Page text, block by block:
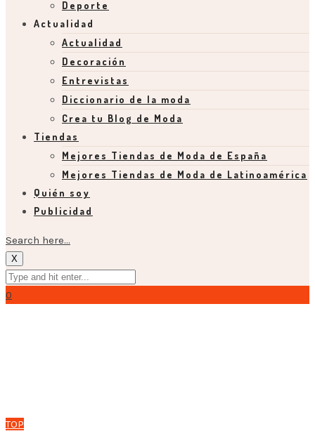
Deporte
Actualidad
Actualidad
Decoración
Entrevistas
Diccionario de la moda
Crea tu Blog de Moda
Tiendas
Mejores Tiendas de Moda de España
Mejores Tiendas de Moda de Latinoamérica
Quién soy
Publicidad
Search here...
X
0
TOP